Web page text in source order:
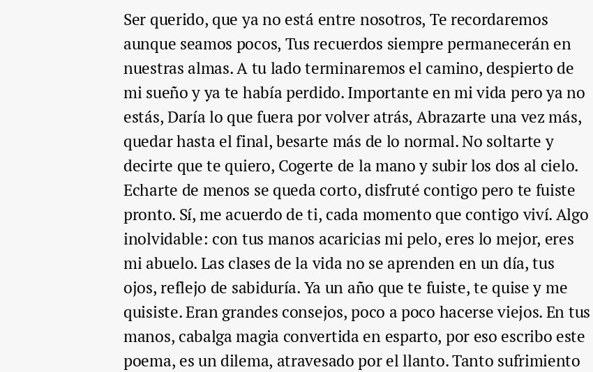
Ser querido, que ya no está entre nosotros, Te recordaremos
aunque seamos pocos, Tus recuerdos siempre permanecerán en
nuestras almas. A tu lado terminaremos el camino, despierto de
mi sueño y ya te había perdido. Importante en mi vida pero ya no
estás, Daría lo que fuera por volver atrás, Abrazarte una vez más,
quedar hasta el final, besarte más de lo normal. No soltarte y
decirte que te quiero, Cogerte de la mano y subir los dos al cielo.
Echarte de menos se queda corto, disfruté contigo pero te fuiste
pronto. Sí, me acuerdo de ti, cada momento que contigo viví. Algo
inolvidable: con tus manos acaricias mi pelo, eres lo mejor, eres
mi abuelo. Las clases de la vida no se aprenden en un día, tus
ojos, reflejo de sabiduría. Ya un año que te fuiste, te quise y me
quisiste. Eran grandes consejos, poco a poco hacerse viejos. En tus
manos, cabalga magia convertida en esparto, por eso escribo este
poema, es un dilema, atravesado por el llanto. Tanto sufrimiento